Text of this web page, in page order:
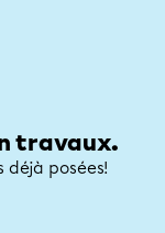
travaux.
posées!